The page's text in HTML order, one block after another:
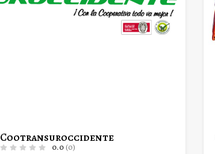
Cootransuroccidente
0.0(0)